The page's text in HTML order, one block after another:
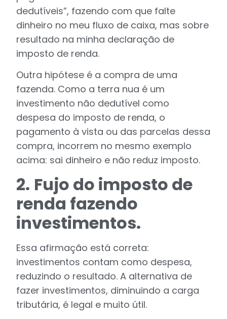
dedutíveis”, fazendo com que falte
dinheiro no meu fluxo de caixa, mas sobre
resultado na minha declaração de
imposto de renda.
Outra hipótese é a compra de uma
fazenda. Como a terra nua é um
investimento não dedutível como
despesa do imposto de renda, o
pagamento à vista ou das parcelas dessa
compra, incorrem no mesmo exemplo
acima: sai dinheiro e não reduz imposto.
2. Fujo do imposto de
renda fazendo
investimentos.
Essa afirmação está correta:
investimentos contam como despesa,
reduzindo o resultado. A alternativa de
fazer investimentos, diminuindo a carga
tributária, é legal e muito útil.